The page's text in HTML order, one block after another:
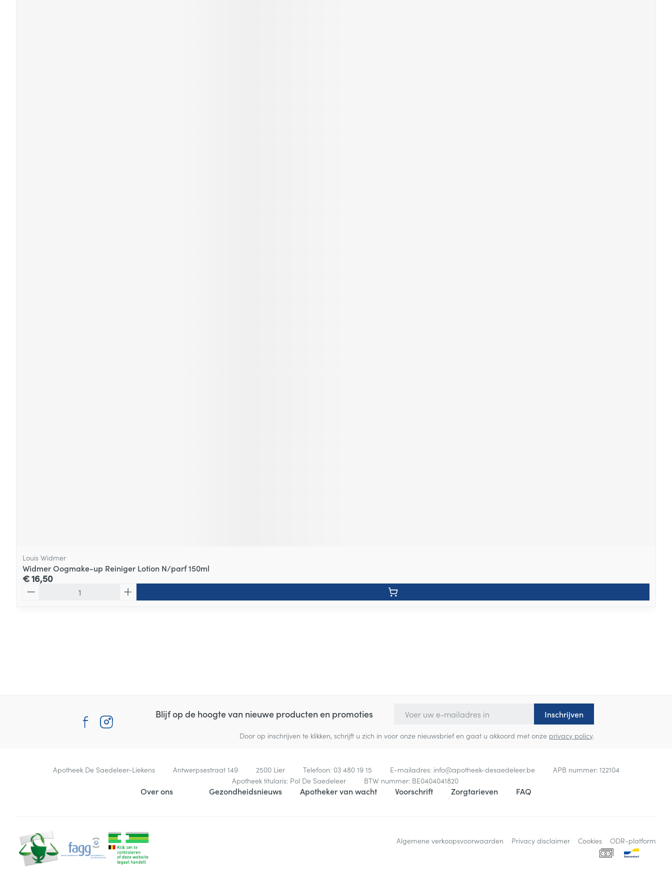
Louis Widmer
Widmer Oogmake-up Reiniger Lotion N/parf 150ml
€ 16,50
Blijf op de hoogte van nieuwe producten en promoties Inschrijven
Door op inschrijven te klikken, schrijft u zich in voor onze nieuwsbrief en gaat u akkoord met onze privacy policy.
Contacteer ons
Apotheek De Saedeleer-Liekens Antwerpsestraat 149 2500 Lier Telefoon: 03 480 19 15 E-mailadres: info@apotheek-desaedeleer.be APB nummer: 122104
Apotheek titularis: Pol De Saedeleer BTW nummer: BE0404041820
Over ons Gezondheidsnieuws Apotheker van wacht Voorschrift Zorgtarieven FAQ
Algemene verkoopsvoorwaarden Privacy disclaimer Cookies ODR-platform